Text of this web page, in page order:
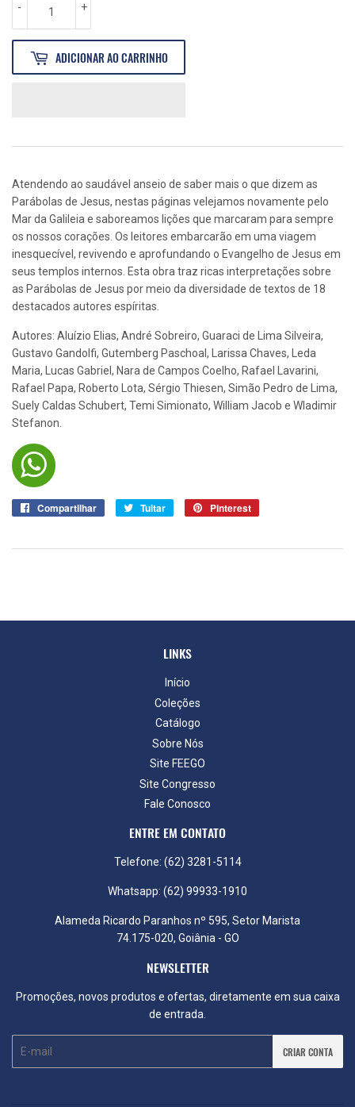
+
-
ADICIONAR AO CARRINHO
Atendendo ao saudável anseio de saber mais o que dizem as
Parábolas de Jesus, nestas páginas velejamos novamente pelo
Mar da Galileia e saboreamos lições que marcaram para sempre
os nossos corações. Os leitores embarcarão em uma viagem
inesquecível, revivendo e aprofundando o Evangelho de Jesus em
seus templos internos. Esta obra traz ricas interpretações sobre
as Parábolas de Jesus por meio da diversidade de textos de 18
destacados autores espíritas.
Autores: Aluízio Elias, André Sobreiro, Guaraci de Lima Silveira,
Gustavo Gandolfi, Gutemberg Paschoal, Larissa Chaves, Leda
Maria, Lucas Gabriel, Nara de Campos Coelho, Rafael Lavarini,
Rafael Papa, Roberto Lota, Sérgio Thiesen, Simão Pedro de Lima,
Suely Caldas Schubert, Temi Simionato, William Jacob e Wladimir
Stefanon.
Compartilhar
Compartilhar
Tuitar Tuitar Pinterest
LINKS
Início
Coleções
Catálogo
Sobre Nós
Site FEEGO
Site Congresso
Fale Conosco
ENTRE EM CONTATO
Telefone: (62) 3281-5114
Whatsapp: (62) 99933-1910
Alameda Ricardo Paranhos nº 595, Setor Marista
74.175-020, Goiânia - GO
NEWSLETTER
Promoções, novos produtos e ofertas, diretamente em sua caixa
de entrada.
E-
CRIAR CONTA